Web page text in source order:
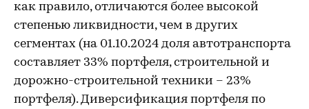
как правило, отличаются более высокой
степенью ликвидности, чем в других
сегментах (на 01.10.2024 доля автотранспорта
составляет 33% портфеля, строительной и
дорожно-строительной техники – 23%
портфеля). Диверсификация портфеля по